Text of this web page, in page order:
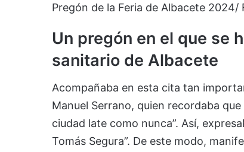
Pregón de la Feria de Albacete 2024/
Un pregón en el que se
sanitario de Albacete
Acompañaba en esta cita tan
Manuel Serrano, quien recordaba
ciudad late como nunca”. Así,
Tomás Segura”. De este modo,